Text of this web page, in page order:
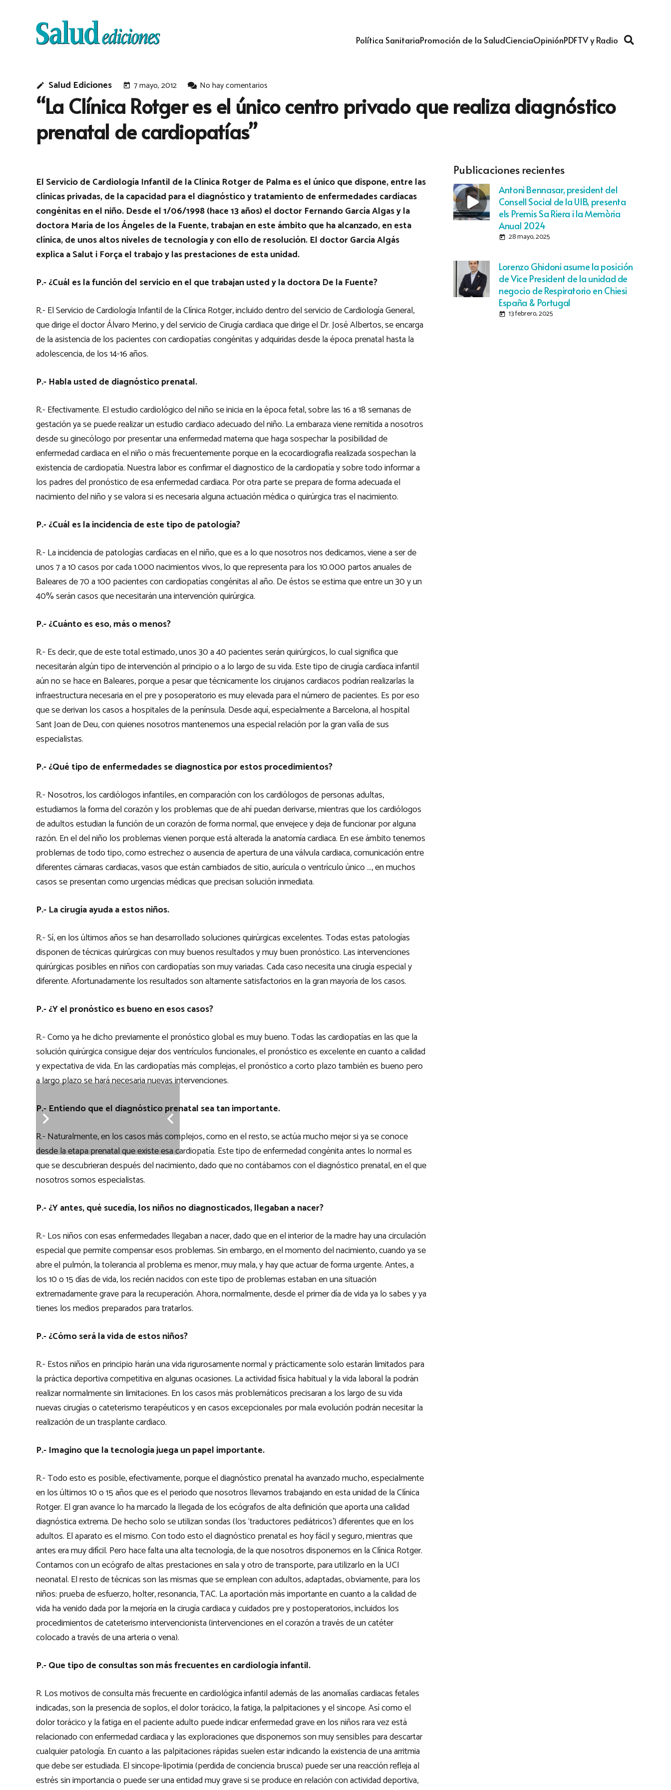
Política SanitariaPromoción de la SaludCienciaOpiniónPDFTV y Radio
edit Salud Ediciones today 7 mayo, 2012 No hay comentarios
“La Clínica Rotger es el único centro privado que realiza diagnóstico
prenatal de cardiopatías”
El Servicio de Cardiología Infantil de la Clínica Rotger de Palma es el único que dispone, entre las
clínicas privadas, de la capacidad para el diagnóstico y tratamiento de enfermedades cardíacas
congénitas en el niño. Desde el 1/06/1998 (hace 13 años) el doctor Fernando García Algas y la
doctora María de los Ángeles de la Fuente, trabajan en este ámbito que ha alcanzado, en esta
clínica, de unos altos niveles de tecnología y con ello de resolución. El doctor García Algás
explica a Salut i Força el trabajo y las prestaciones de esta unidad.
P.- ¿Cuál es la función del servicio en el que trabajan usted y la doctora De la Fuente?
R.- El Servicio de Cardiología Infantil de la Clínica Rotger, incluido dentro del servicio de Cardiología General,
que dirige el doctor Álvaro Merino, y del servicio de Cirugía cardiaca que dirige el Dr. José Albertos, se encarga
de la asistencia de los pacientes con cardiopatías congénitas y adquiridas desde la época prenatal hasta la
adolescencia, de los 14-16 años.
P.- Habla usted de diagnóstico prenatal.
R.- Efectivamente. El estudio cardiológico del niño se inicia en la época fetal, sobre las 16 a 18 semanas de
gestación ya se puede realizar un estudio cardiaco adecuado del niño. La embaraza viene remitida a nosotros
desde su ginecólogo por presentar una enfermedad materna que haga sospechar la posibilidad de
enfermedad cardiaca en el niño o más frecuentemente porque en la ecocardiografia realizada sospechan la
existencia de cardiopatía. Nuestra labor es confirmar el diagnostico de la cardiopatía y sobre todo informar a
los padres del pronóstico de esa enfermedad cardiaca. Por otra parte se prepara de forma adecuada el
nacimiento del niño y se valora si es necesaria alguna actuación médica o quirúrgica tras el nacimiento.
P.- ¿Cuál es la incidencia de este tipo de patología?
R.- La incidencia de patologías cardíacas en el niño, que es a lo que nosotros nos dedicamos, viene a ser de
unos 7 a 10 casos por cada 1.000 nacimientos vivos, lo que representa para los 10.000 partos anuales de
Baleares de 70 a 100 pacientes con cardiopatías congénitas al año. De éstos se estima que entre un 30 y un
40% serán casos que necesitarán una intervención quirúrgica.
P.- ¿Cuánto es eso, más o menos?
R.- Es decir, que de este total estimado, unos 30 a 40 pacientes serán quirúrgicos, lo cual significa que
necesitarán algún tipo de intervención al principio o a lo largo de su vida. Este tipo de cirugía cardíaca infantil
aún no se hace en Baleares, porque a pesar que técnicamente los cirujanos cardiacos podrían realizarlas la
infraestructura necesaria en el pre y posoperatorio es muy elevada para el número de pacientes. Es por eso
que se derivan los casos a hospitales de la península. Desde aquí, especialmente a Barcelona, al hospital
Sant Joan de Deu, con quienes nosotros mantenemos una especial relación por la gran valía de sus
especialistas.
P.- ¿Qué tipo de enfermedades se diagnostica por estos procedimientos?
R.- Nosotros, los cardiólogos infantiles, en comparación con los cardiólogos de personas adultas,
estudiamos la forma del corazón y los problemas que de ahí puedan derivarse, mientras que los cardiólogos
de adultos estudian la función de un corazón de forma normal, que envejece y deja de funcionar por alguna
razón. En el del niño los problemas vienen porque está alterada la anatomía cardiaca. En ese ámbito tenemos
problemas de todo tipo, como estrechez o ausencia de apertura de una válvula cardiaca, comunicación entre
diferentes cámaras cardiacas, vasos que están cambiados de sitio, aurícula o ventrículo único …, en muchos
casos se presentan como urgencias médicas que precisan solución inmediata.
P.- La cirugía ayuda a estos niños.
R.- Sí, en los últimos años se han desarrollado soluciones quirúrgicas excelentes. Todas estas patologías
disponen de técnicas quirúrgicas con muy buenos resultados y muy buen pronóstico. Las intervenciones
quirúrgicas posibles en niños con cardiopatías son muy variadas. Cada caso necesita una cirugía especial y
diferente. Afortunadamente los resultados son altamente satisfactorios en la gran mayoría de los casos.
P.- ¿Y el pronóstico es bueno en esos casos?
R.- Como ya he dicho previamente el pronóstico global es muy bueno. Todas las cardiopatías en las que la
solución quirúrgica consigue dejar dos ventrículos funcionales, el pronóstico es excelente en cuanto a calidad
y expectativa de vida. En las cardiopatías más complejas, el pronóstico a corto plazo también es bueno pero
a largo plazo se hará necesaria nuevas intervenciones.
P.- Entiendo que el diagnóstico prenatal sea tan importante.
R.- Naturalmente, en los casos más complejos, como en el resto, se actúa mucho mejor si ya se conoce
desde la etapa prenatal que existe esa cardiopatía. Este tipo de enfermedad congénita antes lo normal es
que se descubrieran después del nacimiento, dado que no contábamos con el diagnóstico prenatal, en el que
nosotros somos especialistas.
P.- ¿Y antes, qué sucedía, los niños no diagnosticados, llegaban a nacer?
R.- Los niños con esas enfermedades llegaban a nacer, dado que en el interior de la madre hay una circulación
especial que permite compensar esos problemas. Sin embargo, en el momento del nacimiento, cuando ya se
abre el pulmón, la tolerancia al problema es menor, muy mala, y hay que actuar de forma urgente. Antes, a
los 10 o 15 días de vida, los recién nacidos con este tipo de problemas estaban en una situación
extremadamente grave para la recuperación. Ahora, normalmente, desde el primer día de vida ya lo sabes y ya
tienes los medios preparados para tratarlos.
P.- ¿Cómo será la vida de estos niños?
R.- Estos niños en principio harán una vida rigurosamente normal y prácticamente solo estarán limitados para
la práctica deportiva competitiva en algunas ocasiones. La actividad física habitual y la vida laboral la podrán
realizar normalmente sin limitaciones. En los casos más problemáticos precisaran a los largo de su vida
nuevas cirugías o cateterismo terapéuticos y en casos excepcionales por mala evolución podrán necesitar la
realización de un trasplante cardiaco.
P.- Imagino que la tecnología juega un papel importante.
R.- Todo esto es posible, efectivamente, porque el diagnóstico prenatal ha avanzado mucho, especialmente
en los últimos 10 o 15 años que es el periodo que nosotros llevamos trabajando en esta unidad de la Clínica
Rotger. El gran avance lo ha marcado la llegada de los ecógrafos de alta definición que aporta una calidad
diagnóstica extrema. De hecho solo se utilizan sondas (los ‘traductores pediátricos’) diferentes que en los
adultos. El aparato es el mismo. Con todo esto el diagnóstico prenatal es hoy fácil y seguro, mientras que
antes era muy difícil. Pero hace falta una alta tecnología, de la que nosotros disponemos en la Clínica Rotger.
Contamos con un ecógrafo de altas prestaciones en sala y otro de transporte, para utilizarlo en la UCI
neonatal. El resto de técnicas son las mismas que se emplean con adultos, adaptadas, obviamente, para los
niños: prueba de esfuerzo, holter, resonancia, TAC. La aportación más importante en cuanto a la calidad de
vida ha venido dada por la mejoría en la cirugía cardiaca y cuidados pre y postoperatorios, incluidos los
procedimientos de cateterismo intervencionista (intervenciones en el corazón a través de un catéter
colocado a través de una arteria o vena).
P.- Que tipo de consultas son más frecuentes en cardiología infantil.
R. Los motivos de consulta más frecuente en cardiológica infantil además de las anomalías cardiacas fetales
indicadas, son la presencia de soplos, el dolor torácico, la fatiga, la palpitaciones y el sincope. Así como el
dolor torácico y la fatiga en el paciente adulto puede indicar enfermedad grave en los niños rara vez está
relacionado con enfermedad cardiaca y las exploraciones que disponemos son muy sensibles para descartar
cualquier patología. En cuanto a las palpitaciones rápidas suelen estar indicando la existencia de una arritmia
que debe ser estudiada. El sincope-lipotimia (perdida de conciencia brusca) puede ser una reacción refleja al
estrés sin importancia o puede ser una entidad muy grave si se produce en relación con actividad deportiva,
Publicaciones recientes
Antoni Bennasar, president del
Consell Social de la UIB, presenta
els Premis Sa Riera i la Memòria
Anual 2024
today 28 mayo, 2025
Lorenzo Ghidoni asume la posición
de Vice President de la unidad de
negocio de Respiratorio en Chiesi
España & Portugal
today 13 febrero, 2025